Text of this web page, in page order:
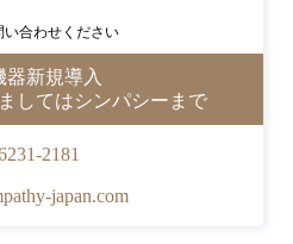
い合わせください
器新規導入
してはシンパシーまで
2181
japan.com